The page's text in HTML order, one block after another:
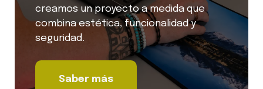
creamos un proyecto a medida que
combina estética, funcionalidad y
seguridad.
Saber más